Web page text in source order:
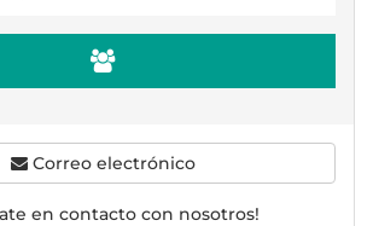
Correo electrónico
en contacto con nosotros!